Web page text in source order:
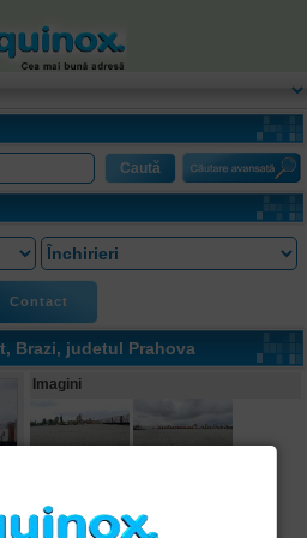
Contact
Brazi, judetul Prahova
Imagini